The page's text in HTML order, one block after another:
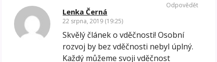
Lenka Černá
22 srpna, 2019 (19:25)
Skvělý článek o vděčnosti! Osobní
rozvoj by bez vděčnosti nebyl úplný.
Každý můžeme svoji vděčnost
Odpovědět